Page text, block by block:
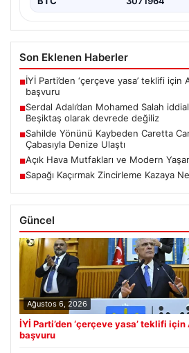
Son Eklenen Haberler
■İYİ Parti’den ‘çerçeve yasa’ teklifi için
başvuru
■Serdal Adalı’dan Mohamed Salah
Beşiktaş olarak devrede değiliz
■Sahilde Yönünü Kaybeden Caretta
Çabasıyla Denize Ulaştı
■Açık Hava Mutfakları ve Modern
■Sapağı Kaçırmak Zincirleme Kazaya
Güncel
Ağustos 6, 2026
İYİ Parti’den ‘çerçeve yasa’ teklifi
başvuru